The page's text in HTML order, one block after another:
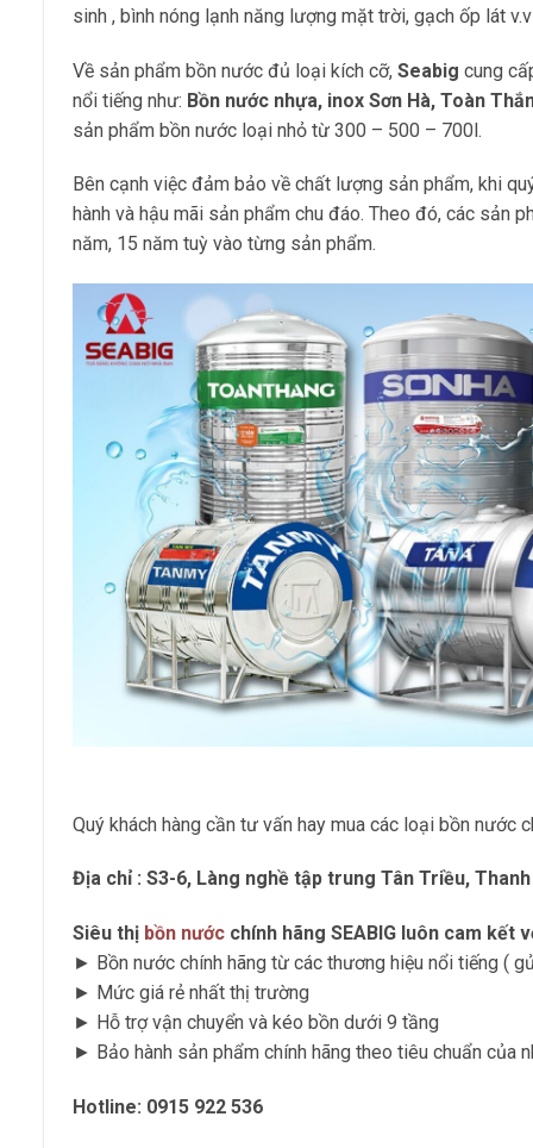
sinh , bình nóng lạnh năng lượng mặt trời, gạch ốp lát
Về sản phẩm bồn nước đủ loại kích cỡ, Seabig cung
nổi tiếng như: Bồn nước nhựa, inox Sơn Hà, Toàn
sản phẩm bồn nước loại nhỏ từ 300 – 500 – 700l.
Bên cạnh việc đảm bảo về chất lượng sản phẩm, khi
hành và hậu mãi sản phẩm chu đáo. Theo đó, các sản
năm, 15 năm tuỳ vào từng sản phẩm.
Quý khách hàng cần tư vấn hay mua các loại bồn nước
Địa chỉ : S3-6, Làng nghề tập trung Tân Triều,
Siêu thị bồn nước chính hãng SEABIG luôn cam kết
► Bồn nước chính hãng từ các thương hiệu nổi tiếng (
► Mức giá rẻ nhất thị trường
► Hỗ trợ vận chuyển và kéo bồn dưới 9 tầng
► Bảo hành sản phẩm chính hãng theo tiêu chuẩn của
Hotline: 0915 922 536